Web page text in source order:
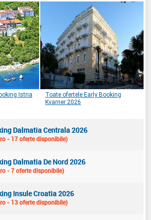
Istria
Toate ofertele Early Booking
Kvarner 2026
Dalmatia Centrala 2026
- 17 oferte disponibile)
Dalmatia De Nord 2026
- 7 oferte disponibile)
Insule Croatia 2026
- 13 oferte disponibile)